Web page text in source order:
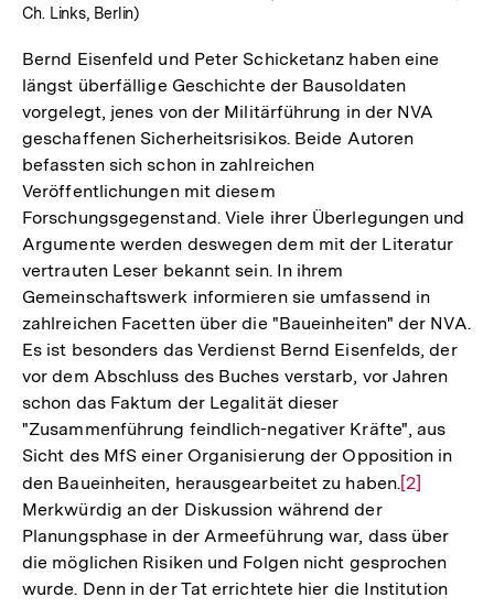
Ch. Links, Berlin)
Bernd Eisenfeld und Peter Schicketanz haben eine
längst überfällige Geschichte der Bausoldaten
vorgelegt, jenes von der Militärführung in der NVA
geschaffenen Sicherheitsrisikos. Beide Autoren
befassten sich schon in zahlreichen
Veröffentlichungen mit diesem
Forschungsgegenstand. Viele ihrer Überlegungen und
Argumente werden deswegen dem mit der Literatur
vertrauten Leser bekannt sein. In ihrem
Gemeinschaftswerk informieren sie umfassend in
zahlreichen Facetten über die "Baueinheiten" der NVA.
Es ist besonders das Verdienst Bernd Eisenfelds, der
vor dem Abschluss des Buches verstarb, vor Jahren
schon das Faktum der Legalität dieser
"Zusammenführung feindlich-negativer Kräfte", aus
Sicht des MfS einer Organisierung der Opposition in
den Baueinheiten, herausgearbeitet zu haben.Zur
der
Fußnote
[2]
Merkwürdig an der Diskussion während der
Planungsphase in der Armeeführung war, dass über
die möglichen Risiken und Folgen nicht gesprochen
wurde. Denn in der Tat errichtete hier die InstitutionZum